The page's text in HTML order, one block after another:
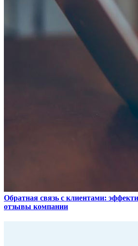
Обратная связь с клиентами:
отзывы компании